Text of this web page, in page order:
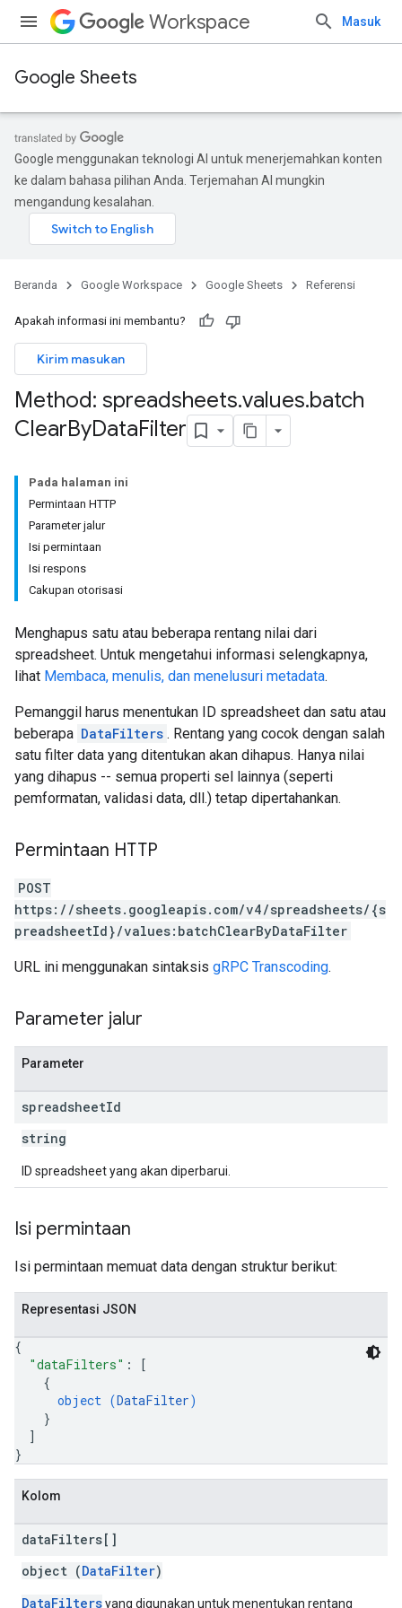
Workspace Masuk
Google Sheets
Google menggunakan teknologi AI untuk menerjemahkan konten
ke dalam bahasa pilihan Anda. Terjemahan AI mungkin
mengandung kesalahan.
Beranda Google Workspace Google Sheets Referensi
Apakah informasi ini membantu?
Kirim masukan
Method: spreadsheets.values.batch
ClearByDataFilter
Pada halaman ini
Permintaan HTTP
Parameter jalur
Isi permintaan
Isi respons
Cakupan otorisasi
Menghapus satu atau beberapa rentang nilai dari
spreadsheet. Untuk mengetahui informasi selengkapnya,
lihat Membaca, menulis, dan menelusuri metadata.
Pemanggil harus menentukan ID spreadsheet dan satu atau
beberapa DataFilters . Rentang yang cocok dengan salah
satu filter data yang ditentukan akan dihapus. Hanya nilai
yang dihapus -- semua properti sel lainnya (seperti
pemformatan, validasi data, dll.) tetap dipertahankan.
Permintaan HTTP
POST
https://sheets.googleapis.com/v4/spreadsheets/{s
preadsheetId}/values:batchClearByDataFilter
URL ini menggunakan sintaksis gRPC Transcoding.
Parameter jalur
Parameter
spreadsheetId
string
ID spreadsheet yang akan diperbarui.
Isi permintaan
Isi permintaan memuat data dengan struktur berikut:
Representasi JSON
{
"dataFilters" :
[
{
object (DataFilter)
}
]
}
Kolom
dataFilters[]
object (DataFilter)
DataFiltersyang digunakan untuk menentukan rentang